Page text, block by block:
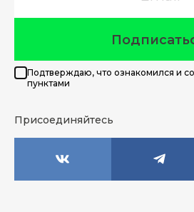
Подтверждаю, что ознакомился и
пунктами
Присоединяйтесь